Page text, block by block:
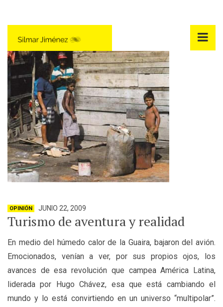
OPINIÓN JUNIO 22, 2009
Turismo de aventura y realidad
En medio del húmedo calor de la Guaira, bajaron del avión.
Emocionados, venían a ver, por sus propios ojos, los
avances de esa revolución que campea América Latina,
liderada por Hugo Chávez, esa que está cambiando el
mundo y lo está convirtiendo en un universo “multipolar”.